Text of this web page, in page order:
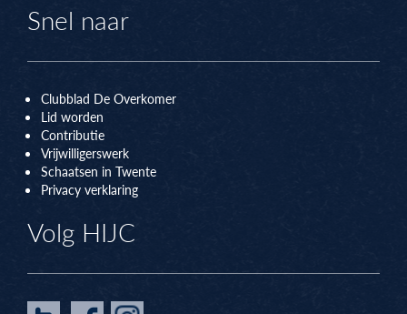
Snel naar
Clubblad De Overkomer
Lid worden
Contributie
Vrijwilligerswerk
Schaatsen in Twente
Privacy verklaring
Volg HIJC